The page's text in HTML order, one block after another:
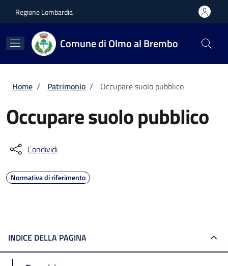
Regione Lombardia
Comune di Olmo al Brembo
Briciole di pane
Home / Patrimonio / Occupare suolo pubblico
Occupare suolo pubblico
Condividi
Normativa di riferimento
INDICE DELLA PAGINA